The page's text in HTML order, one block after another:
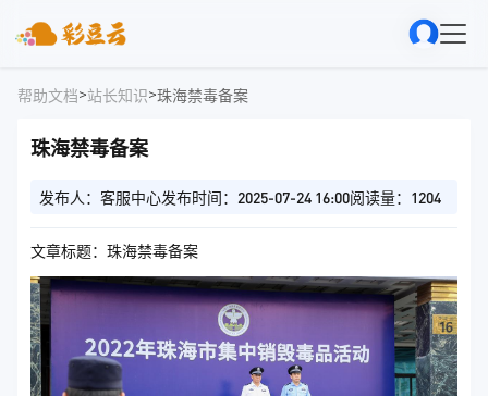
帮助文档>站长知识>珠海禁毒备案
珠海禁毒备案
发布人：客服中心发布时间：2025-07-24 16:00阅读量：1204
文章标题：珠海禁毒备案